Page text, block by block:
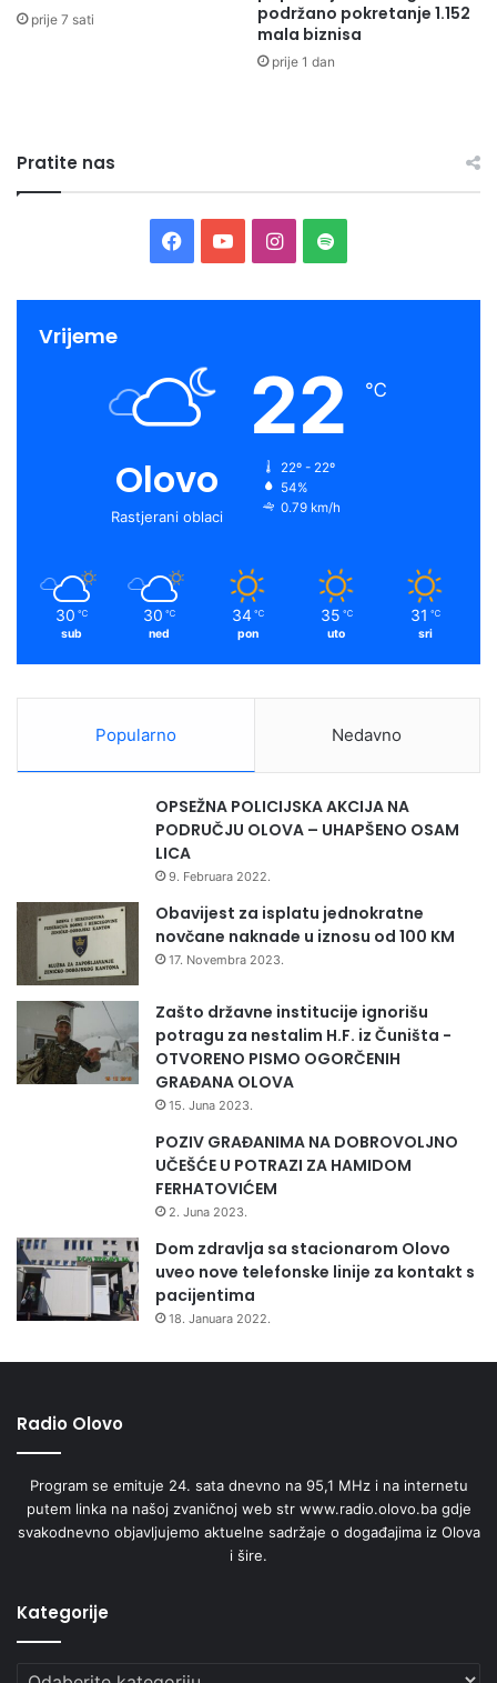
prije 7 sati
podržano pokretanje 1.152
mala biznisa
prije 1 dan
Pratite nas
Facebook
YouTubeInstagram
Spotify
Vrijeme
Olovo
Rastjerani oblaci
22 ℃
22º - 22º
54%
0.79 km/h
30 ℃
sub
30 ℃
ned
34 ℃
pon
35 ℃
uto
31 ℃
sri
Popularno Nedavno
OPSEŽNA POLICIJSKA AKCIJA NA
PODRUČJU OLOVA – UHAPŠENO OSAM
LICA
9. Februara 2022.
Obavijest za isplatu jednokratne
novčane naknade u iznosu od 100 KM
17. Novembra 2023.
Zašto državne institucije ignorišu
potragu za nestalim H.F. iz Čuništa -
OTVORENO PISMO OGORČENIH
GRAĐANA OLOVA
15. Juna 2023.
POZIV GRAĐANIMA NA DOBROVOLJNO
UČEŠĆE U POTRAZI ZA HAMIDOM
FERHATOVIĆEM
2. Juna 2023.
Dom zdravlja sa stacionarom Olovo
uveo nove telefonske linije za kontakt s
pacijentima
18. Januara 2022.
Radio Olovo
Program se emituje 24. sata dnevno na 95,1 MHz i na internetu
putem linka na našoj zvaničnoj web str www.radio.olovo.ba gdje
svakodnevno objavljujemo aktuelne sadržaje o događajima iz Olova
i šire.
Kategorije
Kategorije